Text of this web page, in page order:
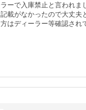
ーで入庫禁止と言われま
載がなかったので大丈夫
はディーラー等確認され